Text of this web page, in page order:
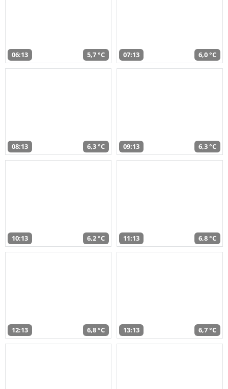
06:13 5,7 °C 07:13 6,0 °C
08:13 6,3 °C 09:13 6,3 °C
10:13 6,2 °C 11:13 6,8 °C
12:13 6,8 °C 13:13 6,7 °C